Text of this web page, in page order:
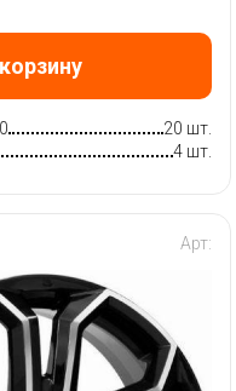
20 шт.
4 шт.
Арт: